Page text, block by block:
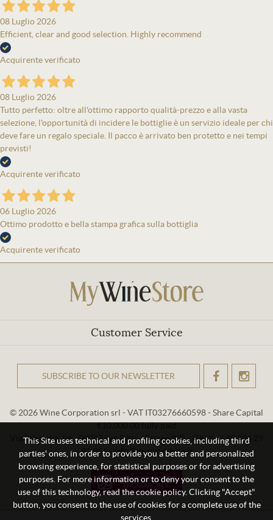
08 Luglio 2026
Efficient, clear and good selection. Highly recommend
Acquirente verificato
08 Luglio 2026
Tutto perfetto: oltre all'ottimo rapporto qualità-prezzo e alla vasta
selezione, l'opportunità di incidere le bottiglie è un servizio ideale per chi
deve fare un regalo speciale. Il pacco è arrivato ben protetto e nei tempi
previsti!
Acquirente verificato
06 Luglio 2026
Ottimo prodotto e bella stampa grafica sulla bottiglia
Acquirente verificato
Customer Service
This Site uses technical and profiling cookies, including third
parties' ones, in order to provide you a better and personalized
browsing experience, for statistical purposes or for advertising
purposes. For more information or to deny your consent to the
use of this technology, read the cookie policy. Clicking "Accept"
button, you consent to the use of cookies for a complete use of the
services.
SUBSCRIBE TO OUR NEWSLETTER
© 2026 Wine Corporation srl - VAT IT03276660598 - Share Capital
€10,000.00 fully paid
Via Sabaudia, 56 - 04017 San Felice Circeo (LT) - ITALY - +39 334 29
93 956 - info@mywinestore.it